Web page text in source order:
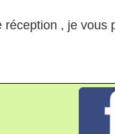
, je vous